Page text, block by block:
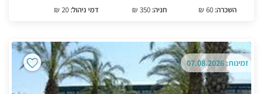
השכרה:
חניה: דמי ניהול: 20 ₪
זמינות: 07.08.2026